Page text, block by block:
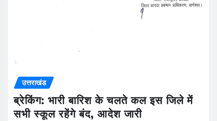
उत्तराखंड
ब्रेकिंग: भारी बारिश के चलते कल इस जिले में
सभी स्कूल रहेंगे बंद, आदेश जारी